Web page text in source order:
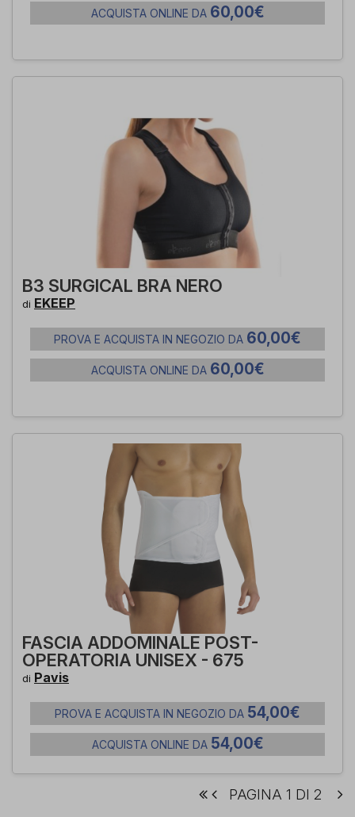
ACQUISTA ONLINE DA 60,00€
B3 SURGICAL BRA NERO
di EKEEP
PROVA E ACQUISTA IN NEGOZIO DA 60,00€
ACQUISTA ONLINE DA 60,00€
FASCIA ADDOMINALE POST-
OPERATORIA UNISEX - 675
di Pavis
PROVA E ACQUISTA IN NEGOZIO DA 54,00€
ACQUISTA ONLINE DA 54,00€
PAGINA 1 DI 2